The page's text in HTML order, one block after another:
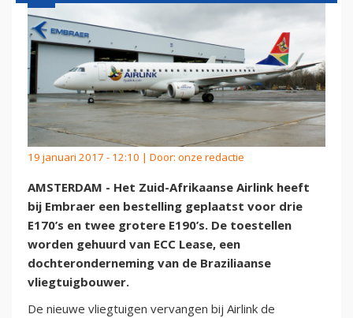
19 januari 2017 - 12:10 | Door: onze redactie
AMSTERDAM - Het Zuid-Afrikaanse Airlink heeft
bij Embraer een bestelling geplaatst voor drie
E170’s en twee grotere E190’s. De toestellen
worden gehuurd van ECC Lease, een
dochteronderneming van de Braziliaanse
vliegtuigbouwer.
De nieuwe vliegtuigen vervangen bij Airlink de